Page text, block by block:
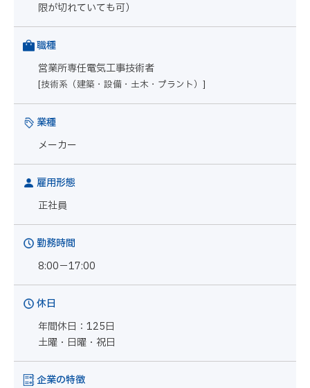
限が切れていても可）
職種
営業所専任電気工事技術者
[技術系（建築・設備・土木・プラント）]
業種
メーカー
雇用形態
正社員
勤務時間
8:00－17:00
休日
年間休日：125日
土曜・日曜・祝日
企業の特徴